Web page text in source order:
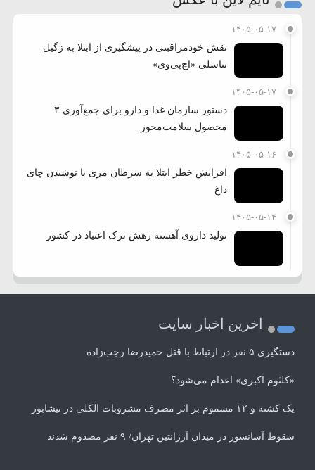
۱۴۰۵-۰۵-۱۷
نقش خودمراقبتی در پیشگیری از ابتلا به زگیل
تناسلی «اچ‌پی‌وی»
۱۴۰۵-۰۵-۱۷
دستور سازمان غذا و دارو برای جمع‌آوری ۳
محصول سلامت‌محور
۱۴۰۵-۰۵-۱۶
افزایش خطر ابتلا به سرطان مری با نوشیدن چای
داغ
۱۴۰۵-۰۵-۱۴
تولید داروی آهسته رهش ترک اعتیاد در کشور
اخرین اخبار سایت
دستگیری ۵ نفر در ارتباط با قتل حمیدرضا رجب‌زاده
«کلثوم اکبری» اعدام می‌شود؟
یک کشته و ۱۲ مسموم بر اثر مصرف مشروبات الکلی در نیشابور
سقوط آسانسور در میدان آرژانتین تهران/ ۹ نفر مصدوم شدند